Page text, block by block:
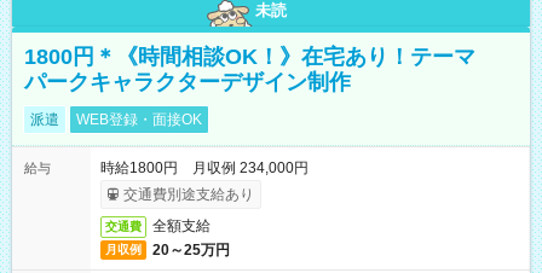
未読
1800円＊《時間相談OK！》在宅あり！テーマ
パークキャラクターデザイン制作
派遣 WEB登録・面接OK
給与
時給1800円 月収例 234,000円
交通費別途支給あり
交通費 全額支給
月収例 20～25万円